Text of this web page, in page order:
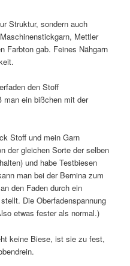
Struktur, sondern auch
Mettler
Farbton gab. Feines Nähgarn
den Stoff
man ein bißchen mit der
Stoff und mein Garn
der gleichen Sorte der selben
und habe Testbiesen
man bei der Bernina zum
den Faden durch ein
Die Oberfadenspannung
etwas fester als normal.)
keine Biese, ist sie zu fest,